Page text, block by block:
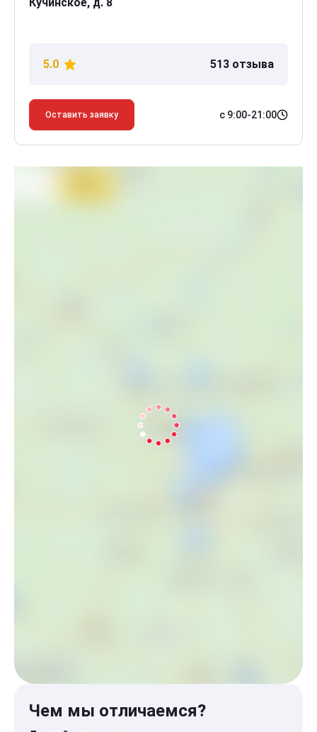
5.0 513 отзыва
Оставить заявку с 9:00-21:00
Чем мы отличаемся?